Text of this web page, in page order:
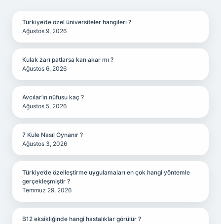
Türkiye’de özel üniversiteler hangileri ?
Ağustos 9, 2026
Kulak zarı patlarsa kan akar mı ?
Ağustos 6, 2026
Avcılar’ın nüfusu kaç ?
Ağustos 5, 2026
7 Kule Nasıl Oynanır ?
Ağustos 3, 2026
Türkiye’de özelleştirme uygulamaları en çok hangi yöntemle
gerçekleşmiştir ?
Temmuz 29, 2026
B12 eksikliğinde hangi hastalıklar görülür ?